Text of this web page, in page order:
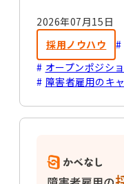
2026年07月15日
採用ノウハウ
オープンポジシ
障害者雇用のキ